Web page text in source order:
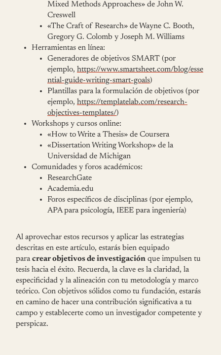
Mixed Methods Approaches» de John W.
Creswell
«The Craft of Research» de Wayne C. Booth,
Gregory G. Colomb y Joseph M. Williams
Herramientas en línea:
Generadores de objetivos SMART (por
ejemplo, https://www.smartsheet.com/blog/esse
ntial-guide-writing-smart-goals)
Plantillas para la formulación de objetivos (por
ejemplo, https://templatelab.com/research-
objectives-templates/)
Workshops y cursos online:
«How to Write a Thesis» de Coursera
«Dissertation Writing Workshop» de la
Universidad de Michigan
Comunidades y foros académicos:
ResearchGate
Academia.edu
Foros específicos de disciplinas (por ejemplo,
APA para psicología, IEEE para ingeniería)
Al aprovechar estos recursos y aplicar las estrategias
descritas en este artículo, estarás bien equipado
paracrear objetivos de investigación que impulsen tu
tesis hacia el éxito. Recuerda, la clave es la claridad, la
especificidad y la alineación con tu metodología y marco
teórico. Con objetivos sólidos como tu fundación, estarás
en camino de hacer una contribución significativa a tu
campo y establecerte como un investigador competente y
perspicaz.